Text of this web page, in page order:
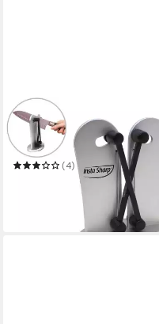
BEST DIRECT®
Messerschärfer Insta Sharp®
X-Cross-Technologie
(4)
in 3-4 Werktagen bei dir